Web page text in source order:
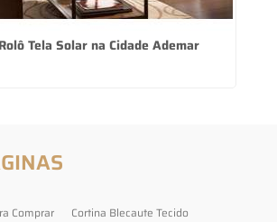
Tela Solar na Cidade Ademar
Comprar
Cortina Blecaute Tecido